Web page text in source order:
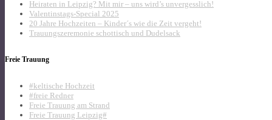
Heiraten in Leipzig? Mit mir – uns wird’s unvergesslich!
Valentinstags-Special 2025
20 Jahre Hochzeiten – Kinder´s wie die Zeit vergeht!
Trauungszeremonie schottisch und Dudelsack
Freie Trauung
#keltische Hochzeit
#freie Redner
Freie Trauung am Strand
Freie Trauung Leipzig#